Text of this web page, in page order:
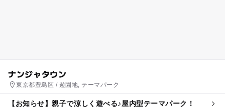
ナンジャタウン
東京都豊島区 / 遊園地, テーマパーク
【お知らせ】親子で涼しく遊べる♪屋内型テーマパーク！